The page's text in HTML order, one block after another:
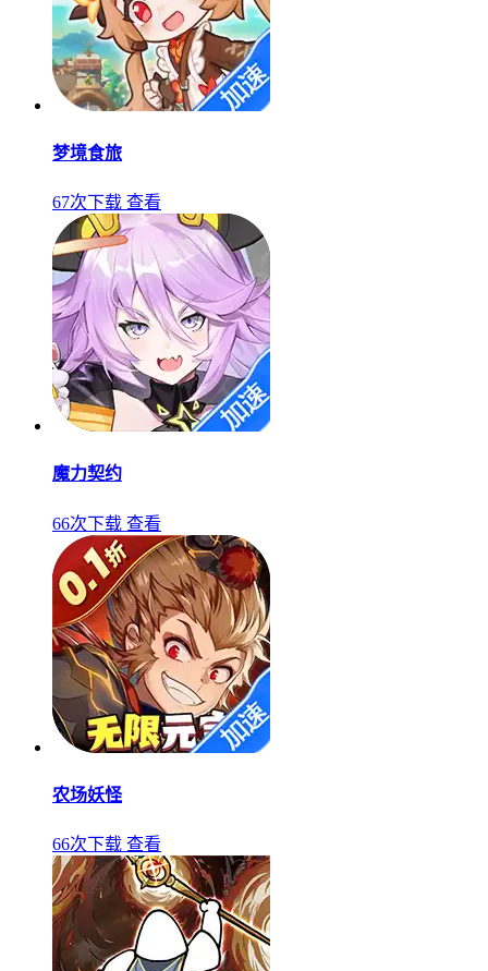
梦境食旅
67次下载 查看
魔力契约
66次下载 查看
农场妖怪
66次下载 查看